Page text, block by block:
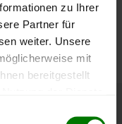
zu Ihrer
Partner für
weiter. Unsere
mit
bereitgestellt
in Deutschland
Pelletspreise -Seite